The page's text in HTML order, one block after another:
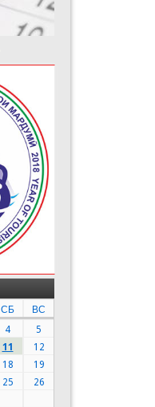
СБ
ВС
4
5
11
12
18
19
25
26